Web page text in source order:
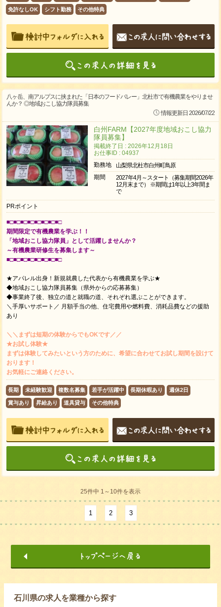
免許なしOK シフト勤務 その他特典
八ヶ岳、南アルプスに挟まれた「日本のフードバレー」北杜市で有機農業をやりませ
んか？ ◎地域おこし協力隊員募集
情報更新日 2026/07/22
白州FARM【2027年度地域おこし協力
隊員募集】
掲載終了日 : 2026年12月18日
お仕事ID : 04937
勤務地
山梨県北杜市白州町鳥原
期間
2027年4月～スタート（募集期間2026年
12月末まで） ※期間は1年以上3年間ま
で
PRポイント
■□■□■□■□■□■□■□■□
期間限定で有機農業を学ぶ！！
「地域おこし協力隊員」として活躍しませんか？
～有機農業研修生を募集します～
■□■□■□■□■□■□■□■□
★アパレル出身！新規就農した代表から有機農業を学ぶ★
◆地域おこし協力隊員募集（県外からの応募募集）
◆事業終了後、独立の道と就職の道、それぞれ選ぶことができます。
＼手厚いサポート／ 月額手当の他、住宅費用や燃料費、消耗品費などの援助
あり
＼＼まずは短期の体験からでもOKです／／
★お試し体験★
まずは体験してみたいという方のために、希望に合わせてお試し期間を設けて
おります！
お気軽にご連絡ください。
長期 未経験歓迎 複数名募集 若手が活躍中 長期休暇あり 週休2日
賞与あり 昇給あり 道具貸与 その他特典
25件中 1～10件を表示
1 2 3
石川県の求人を業種から探す